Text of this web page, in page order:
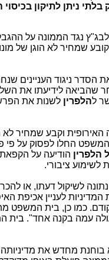
בלתי ניתן לתיקון בכיסוי
עתירה לבג"ץ נגד הממונה על
שמחיר לא הוגן של
הסדר ניגוד העניינים
שהביאה לידיעתו את
להלפרין לשנות את
וקבע שמחיר לא
החלו לפסוק על פי
הלפרין הודיעה על
ציבורי.
לשיקול דעתו, או
לעניין אכיפת
הקודם. כמו כן, בית המשפט
עמה בקנה אחד". בית
באפריל 2016 הודיעה הרשות כי היא בוחנת מחדש את